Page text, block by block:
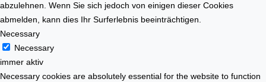
abzulehnen. Wenn Sie sich jedoch von einigen dieser Cookies
abmelden, kann dies Ihr Surferlebnis beeinträchtigen.
Necessary
Necessary
immer aktiv
Necessary cookies are absolutely essential for the website to function